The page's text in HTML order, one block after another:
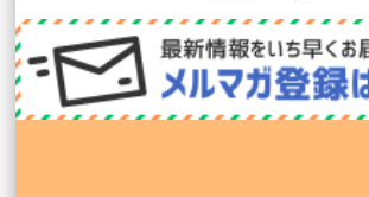
スギメディカル株式会社（WEB支援）
株式会社MCS（総合HR）